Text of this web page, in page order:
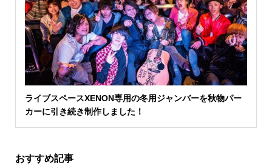
ライブスペースXENON専用の冬用ジャンバーを秋物パー
カーに引き続き制作しました！
おすすめ記事